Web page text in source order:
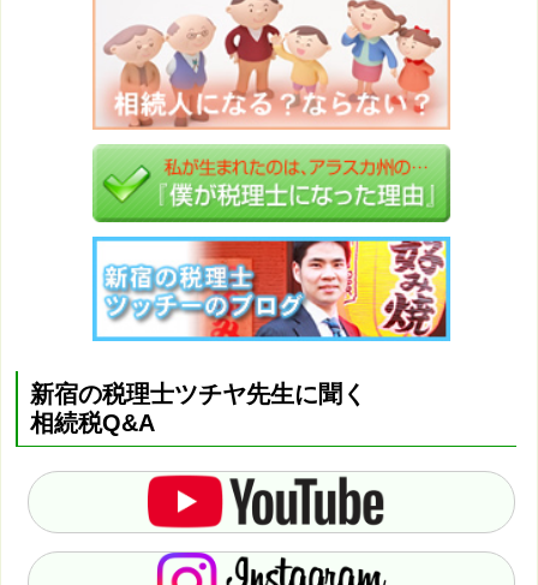
新宿の税理士ツチヤ先生に聞く
相続税Q&A